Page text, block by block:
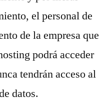
el personal de
de la empresa que
podrá acceder
tendrán acceso al
datos.